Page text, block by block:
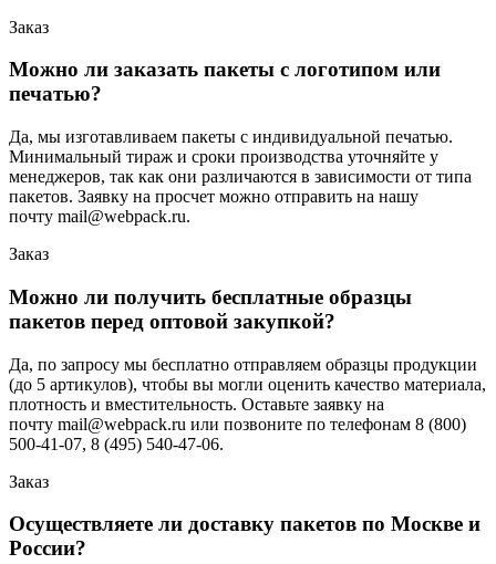
Заказ
Можно ли заказать пакеты с логотипом или
печатью?
Да, мы изготавливаем пакеты с индивидуальной печатью.
Минимальный тираж и сроки производства уточняйте у
менеджеров, так как они различаются в зависимости от типа
пакетов. Заявку на просчет можно отправить на нашу
почту mail@webpack.ru.
Заказ
Можно ли получить бесплатные образцы
пакетов перед оптовой закупкой?
Да, по запросу мы бесплатно отправляем образцы продукции
(до 5 артикулов), чтобы вы могли оценить качество материала,
плотность и вместительность. Оставьте заявку на
почту mail@webpack.ru или позвоните по телефонам 8 (800)
500-41-07, 8 (495) 540-47-06.
Заказ
Осуществляете ли доставку пакетов по Москве и
России?